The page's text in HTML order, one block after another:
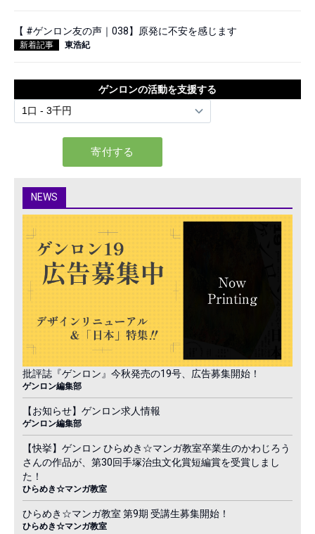
【 #ゲンロン友の声｜038】原発に不安を感じます
新着記事 東浩紀
ゲンロンの活動を支援する
NEWS
批評誌『ゲンロン』今秋発売の19号、広告募集開始！
ゲンロン編集部
【お知らせ】ゲンロン求人情報
ゲンロン編集部
【快挙】ゲンロン ひらめき☆マンガ教室卒業生のかわじろう
さんの作品が、第30回手塚治虫文化賞短編賞を受賞しまし
た！
ひらめき☆マンガ教室
ひらめき☆マンガ教室 第9期 受講生募集開始！
ひらめき☆マンガ教室